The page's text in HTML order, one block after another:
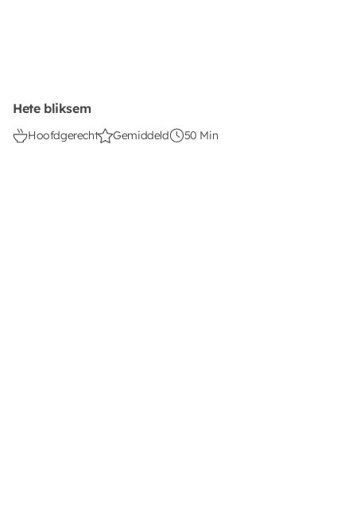
Hete bliksem
Hoofdgerecht Gemiddeld 50 Min